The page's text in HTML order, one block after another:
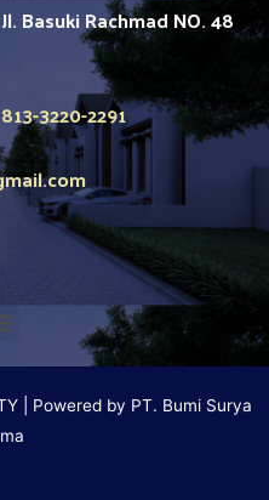
Basuki Rachmad NO. 48
3220-2291
| Powered by PT. Bumi Surya